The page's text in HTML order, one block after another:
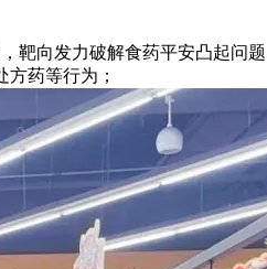
向发力破解食药平安凸起问
药等行为；